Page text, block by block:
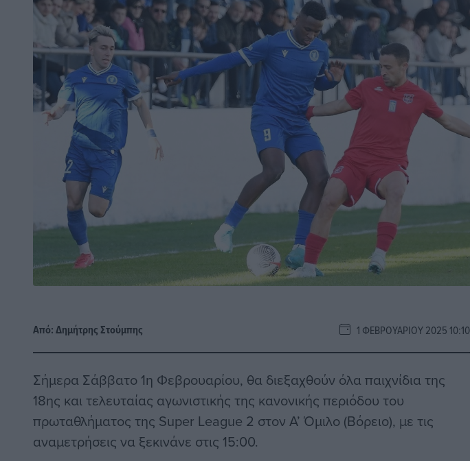
Από:Δημήτρης Στούμπης 1 ΦΕΒΡΟΥΑΡΊΟΥ 2025 10:10
Σήμερα Σάββατο 1η Φεβρουαρίου, θα διεξαχθούν όλα παιχνίδια της
18ης και τελευταίας αγωνιστικής της κανονικής περιόδου του
πρωταθλήματος της Super League 2 στον Α’ Όμιλο (Βόρειο), με τις
αναμετρήσεις να ξεκινάνε στις 15:00.